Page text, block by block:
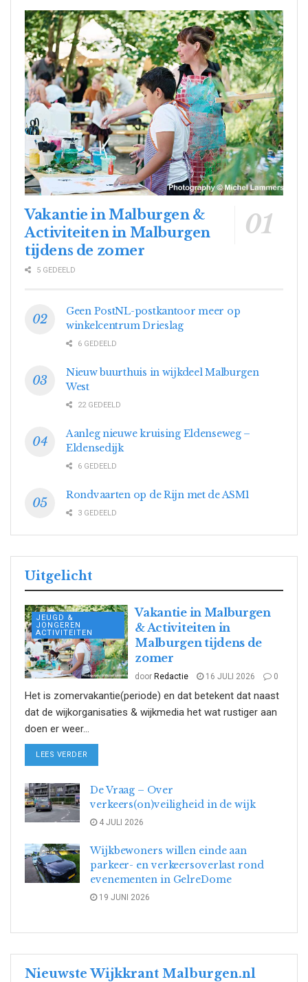
Vakantie in Malburgen &
Activiteiten in Malburgen
tijdens de zomer
5 GEDEELD
Geen PostNL-postkantoor meer op
winkelcentrum Drieslag
6 GEDEELD
Nieuw buurthuis in wijkdeel Malburgen
West
22 GEDEELD
Aanleg nieuwe kruising Eldenseweg –
Eldensedijk
6 GEDEELD
Rondvaarten op de Rijn met de ASM1
3 GEDEELD
Uitgelicht
JEUGD &
JONGEREN
ACTIVITEITEN
Vakantie in Malburgen
& Activiteiten in
Malburgen tijdens de
zomer
door Redactie 16 JULI 2026 0
Het is zomervakantie(periode) en dat betekent dat naast
dat de wijkorganisaties & wijkmedia het wat rustiger aan
doen er weer...
LEES VERDER
De Vraag – Over
verkeers(on)veiligheid in de wijk
4 JULI 2026
Wijkbewoners willen einde aan
parkeer- en verkeersoverlast rond
evenementen in GelreDome
19 JUNI 2026
Nieuwste Wijkkrant Malburgen.nl